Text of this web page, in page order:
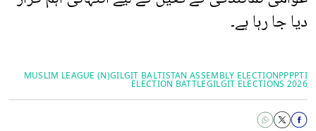
دیا جا رہا ہے۔
PTI
PPP
GILGIT BALTISTAN ASSEMBLY ELECTION
MUSLIM LEAGUE (N)
GILGIT ELECTIONS 2026
ELECTION BATTLE